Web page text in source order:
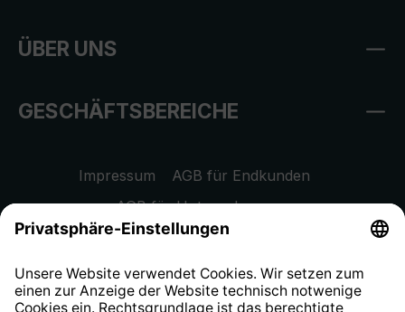
ÜBER UNS
GESCHÄFTSBEREICHE
Impressum
AGB für Endkunden
AGB für Unternehmen
Datenschutzhinweis
Widerrufsrecht
Hinweisgeberschutzsystem